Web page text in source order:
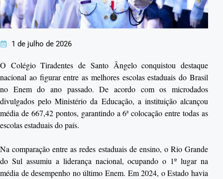
1 de julho de 2026
O Colégio Tiradentes de Santo Ângelo conquistou destaque
nacional ao figurar entre as melhores escolas estaduais do Brasil
no Enem do ano passado. De acordo com os microdados
divulgados pelo Ministério da Educação, a instituição alcançou
média de 667,42 pontos, garantindo a 6ª colocação entre todas as
escolas estaduais do país.
Na comparação entre as redes estaduais de ensino, o Rio Grande
do Sul assumiu a liderança nacional, ocupando o 1º lugar na
média de desempenho no último Enem. Em 2024, o Estado havia